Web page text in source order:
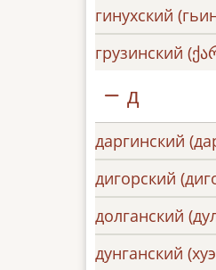
гинухский
грузинский
д
даргинский
дигорский
долганский
дунганский